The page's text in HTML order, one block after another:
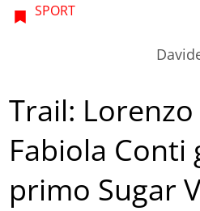
SPORT
Trail:
Fabiola Conti
primo Sugar